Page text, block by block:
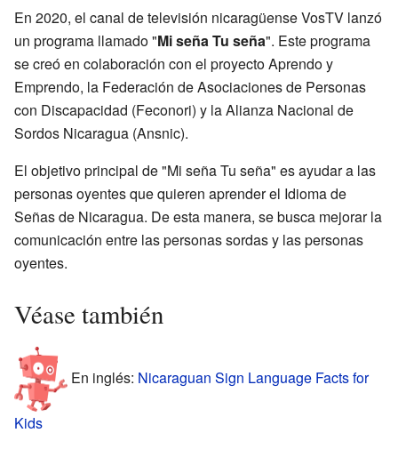
En 2020, el canal de televisión nicaragüense VosTV lanzó
un programa llamado "Mi seña Tu seña". Este programa
se creó en colaboración con el proyecto Aprendo y
Emprendo, la Federación de Asociaciones de Personas
con Discapacidad (Feconori) y la Alianza Nacional de
Sordos Nicaragua (Ansnic).
El objetivo principal de "Mi seña Tu seña" es ayudar a las
personas oyentes que quieren aprender el Idioma de
Señas de Nicaragua. De esta manera, se busca mejorar la
comunicación entre las personas sordas y las personas
oyentes.
Véase también
En inglés: Nicaraguan Sign Language Facts for
Kids